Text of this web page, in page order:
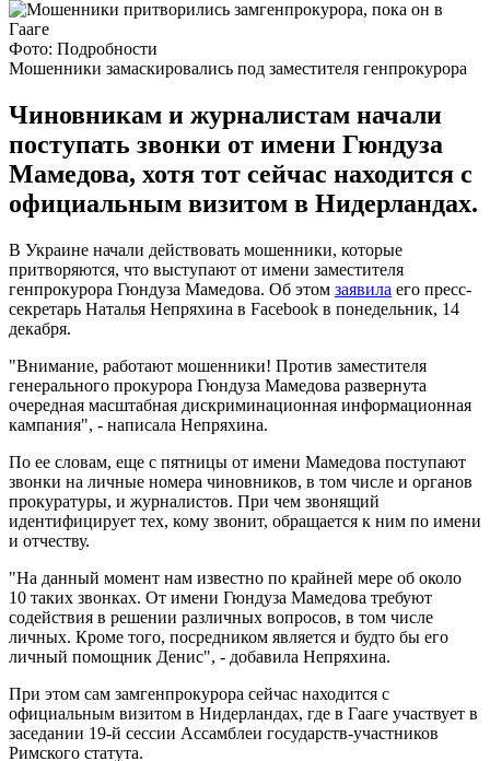
Фото: Подробности
Мошенники замаскировались под заместителя генпрокурора
Чиновникам и журналистам начали
поступать звонки от имени Гюндуза
Мамедова, хотя тот сейчас находится с
официальным визитом в Нидерландах.
В Украине начали действовать мошенники, которые
притворяются, что выступают от имени заместителя
генпрокурора Гюндуза Мамедова. Об этом заявила его пресс-
секретарь Наталья Непряхина в Facebook в понедельник, 14
декабря.
"Внимание, работают мошенники! Против заместителя
генерального прокурора Гюндуза Мамедова развернута
очередная масштабная дискриминационная информационная
кампания", - написала Непряхина.
По ее словам, еще с пятницы от имени Мамедова поступают
звонки на личные номера чиновников, в том числе и органов
прокуратуры, и журналистов. При чем звонящий
идентифицирует тех, кому звонит, обращается к ним по имени
и отчеству.
"На данный момент нам известно по крайней мере об около
10 таких звонках. От имени Гюндуза Мамедова требуют
содействия в решении различных вопросов, в том числе
личных. Кроме того, посредником является и будто бы его
личный помощник Денис", - добавила Непряхина.
При этом сам замгенпрокурора сейчас находится с
официальным визитом в Нидерландах, где в Гааге участвует в
заседании 19-й сессии Ассамблеи государств-участников
Римского статута.